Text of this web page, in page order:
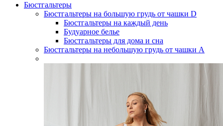
Бюстгальтеры
Бюстгальтеры на большую грудь от чашки D
Бюстгальтеры на каждый день
Будуарное белье
Бюстгальтеры для дома и сна
Бюстгальтеры на небольшую грудь от чашки А